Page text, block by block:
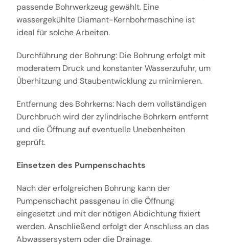
passende Bohrwerkzeug gewählt. Eine
wassergekühlte Diamant-Kernbohrmaschine ist
ideal für solche Arbeiten.
Durchführung der Bohrung: Die Bohrung erfolgt mit
moderatem Druck und konstanter Wasserzufuhr, um
Überhitzung und Staubentwicklung zu minimieren.
Entfernung des Bohrkerns: Nach dem vollständigen
Durchbruch wird der zylindrische Bohrkern entfernt
und die Öffnung auf eventuelle Unebenheiten
geprüft.
Einsetzen des Pumpenschachts
Nach der erfolgreichen Bohrung kann der
Pumpenschacht passgenau in die Öffnung
eingesetzt und mit der nötigen Abdichtung fixiert
werden. Anschließend erfolgt der Anschluss an das
Abwassersystem oder die Drainage.